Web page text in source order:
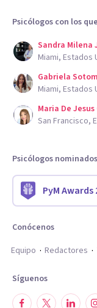
Psicólogos con los
Sandra Milena
Miami, Estados
Gabriela
Miami, Estados
Maria De
San Francisco,
Psicólogos
PyM Awards
Conócenos
Equipo
Redactores
Síguenos